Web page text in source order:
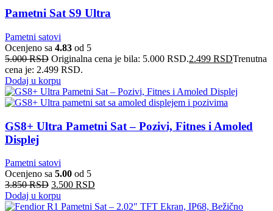
Pametni Sat S9 Ultra
Pametni satovi
Ocenjeno sa 4.83 od 5
5.000RSD Originalna cena je bila: 5.000 RSD.2.499 RSDTrenutna
cena je: 2.499 RSD.
Dodaj u korpu
GS8+ Ultra Pametni Sat – Pozivi, Fitnes i Amoled
Displej
Pametni satovi
Ocenjeno sa 5.00 od 5
3.850RSD 3.500 RSD
Dodaj u korpu